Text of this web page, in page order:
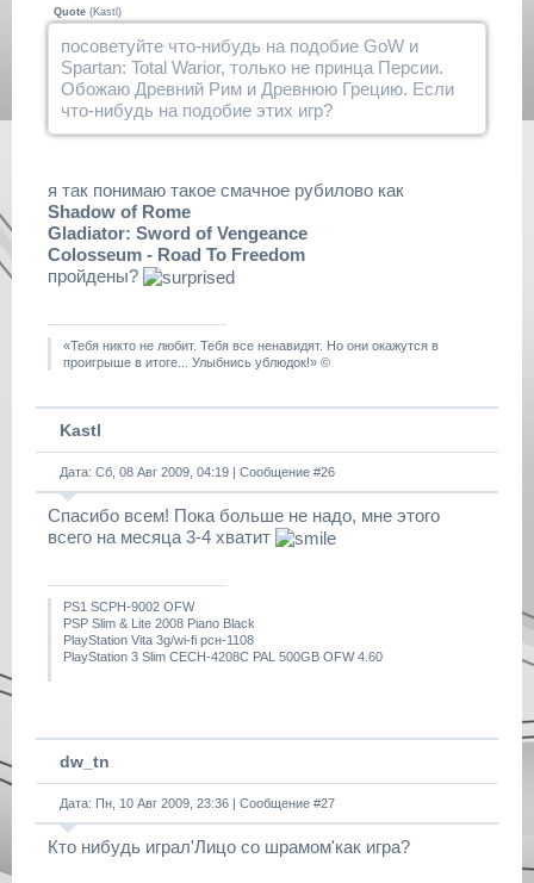
Quote (Kastl )
посоветуйте что-нибудь на подобие GoW и
Spartan: Total Warior, только не принца Персии.
Обожаю Древний Рим и Древнюю Грецию. Если
что-нибудь на подобие этих игр?
я так понимаю такое смачное рубилово как
Shadow of Rome
Gladiator: Sword of Vengeance
Colosseum - Road To Freedom
пройдены?
«Тебя никто не любит. Тебя все ненавидят. Но они окажутся в
проигрыше в итоге... Улыбнись ублюдок!» ©
Kastl
Дата: Сб, 08 Авг 2009, 04:19 | Сообщение #26
Спасибо всем! Пока больше не надо, мне этого
всего на месяца 3-4 хватит
PS1 SCPH-9002 OFW
PSP Slim & Lite 2008 Piano Black
PlayStation Vita 3g/wi-fi рсн-1108
PlayStation 3 Slim CECH-4208C PAL 500GB OFW 4.60
dw_tn
Дата: Пн, 10 Авг 2009, 23:36 | Сообщение #27
Кто нибудь играл'Лицо со шрамом'как игра?